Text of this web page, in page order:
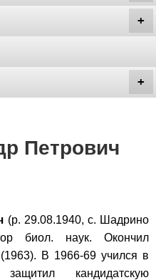
Петрович
(р. 29.08.1940, с. Шадрино
биол. наук. Окончил
В 1966-69 учился в
кан­дидатскую